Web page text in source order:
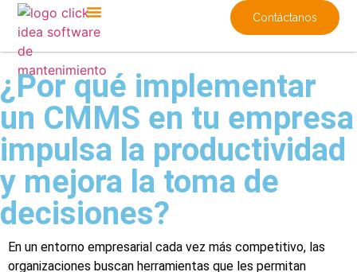
Contáctanos
¿Por qué implementar
un CMMS en tu empresa
impulsa la productividad
y mejora la toma de
decisiones?
En un entorno empresarial cada vez más competitivo, las
organizaciones buscan herramientas que les permitan